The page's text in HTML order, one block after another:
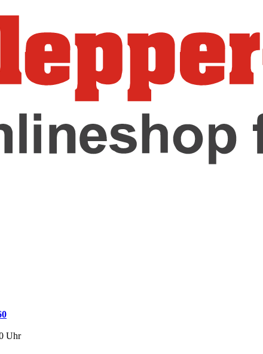
Uhr